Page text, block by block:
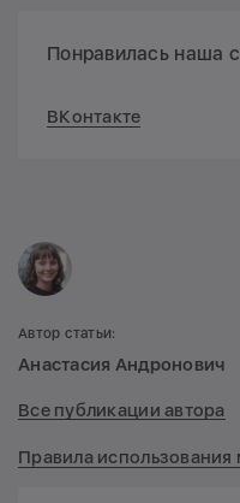
Понравилась наша
ВКонтакте
Автор статьи:
Анастасия Андронович
Все публикации автора
Правила использования